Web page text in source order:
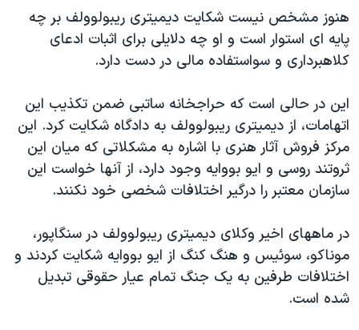
هنوز مشخص نیست شکایت دیمیتری ریبولوولف بر چه
پایه ای استوار است و او چه دلایلی برای اثبات ادعای
کلاهبرداری و سواستفاده مالی در دست دارد.
این در حالی است که حراجخانه ساتبی ضمن تکذیب این
اتهامات، از دیمیتری ریبولوولف به دادگاه شکایت کرد. این
مرکز فروش آثار هنری با اشاره به مشکلاتی که میان این
ثروتند روسی و ایو بووایه وجود دارد، از آنها خواست این
سازمان معتبر را درگیر اختلافات شخصی خود نکنند.
در ماههای اخیر وکلای دیمیتری ریبولوولف در سنگاپور،
موناکو، سوئیس و هنگ کنگ از ایو بووایه شکایت کردند و
اختلافات طرفین به یک جنگ تمام عیار حقوقی تبدیل
شده است.